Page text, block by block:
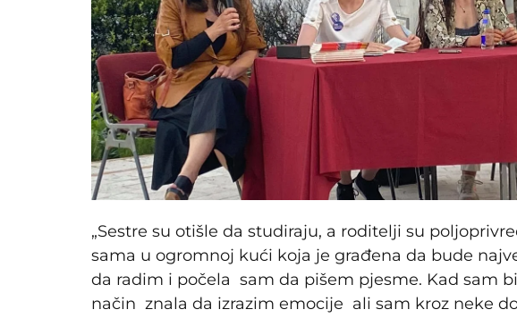
„Sestre su otišle da studiraju, a roditelji su
sama u ogromnoj kući koja je građena da bude
da radim i počela sam da pišem pjesme. Kad sam
način znala da izrazim emocije ali sam kroz neke